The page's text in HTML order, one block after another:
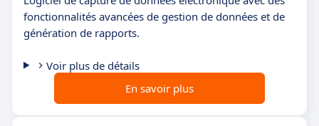
fonctionnalités avancées de gestion de données et de
génération de rapports.
Voir plus de détails
En savoir plus